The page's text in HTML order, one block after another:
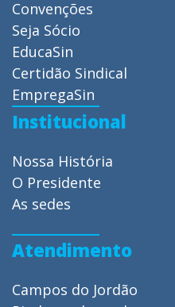
Convenções
Seja Sócio
EducaSin
Certidão Sindical
EmpregaSin
Institucional
Nossa História
O Presidente
As sedes
Atendimento
Campos do Jordão